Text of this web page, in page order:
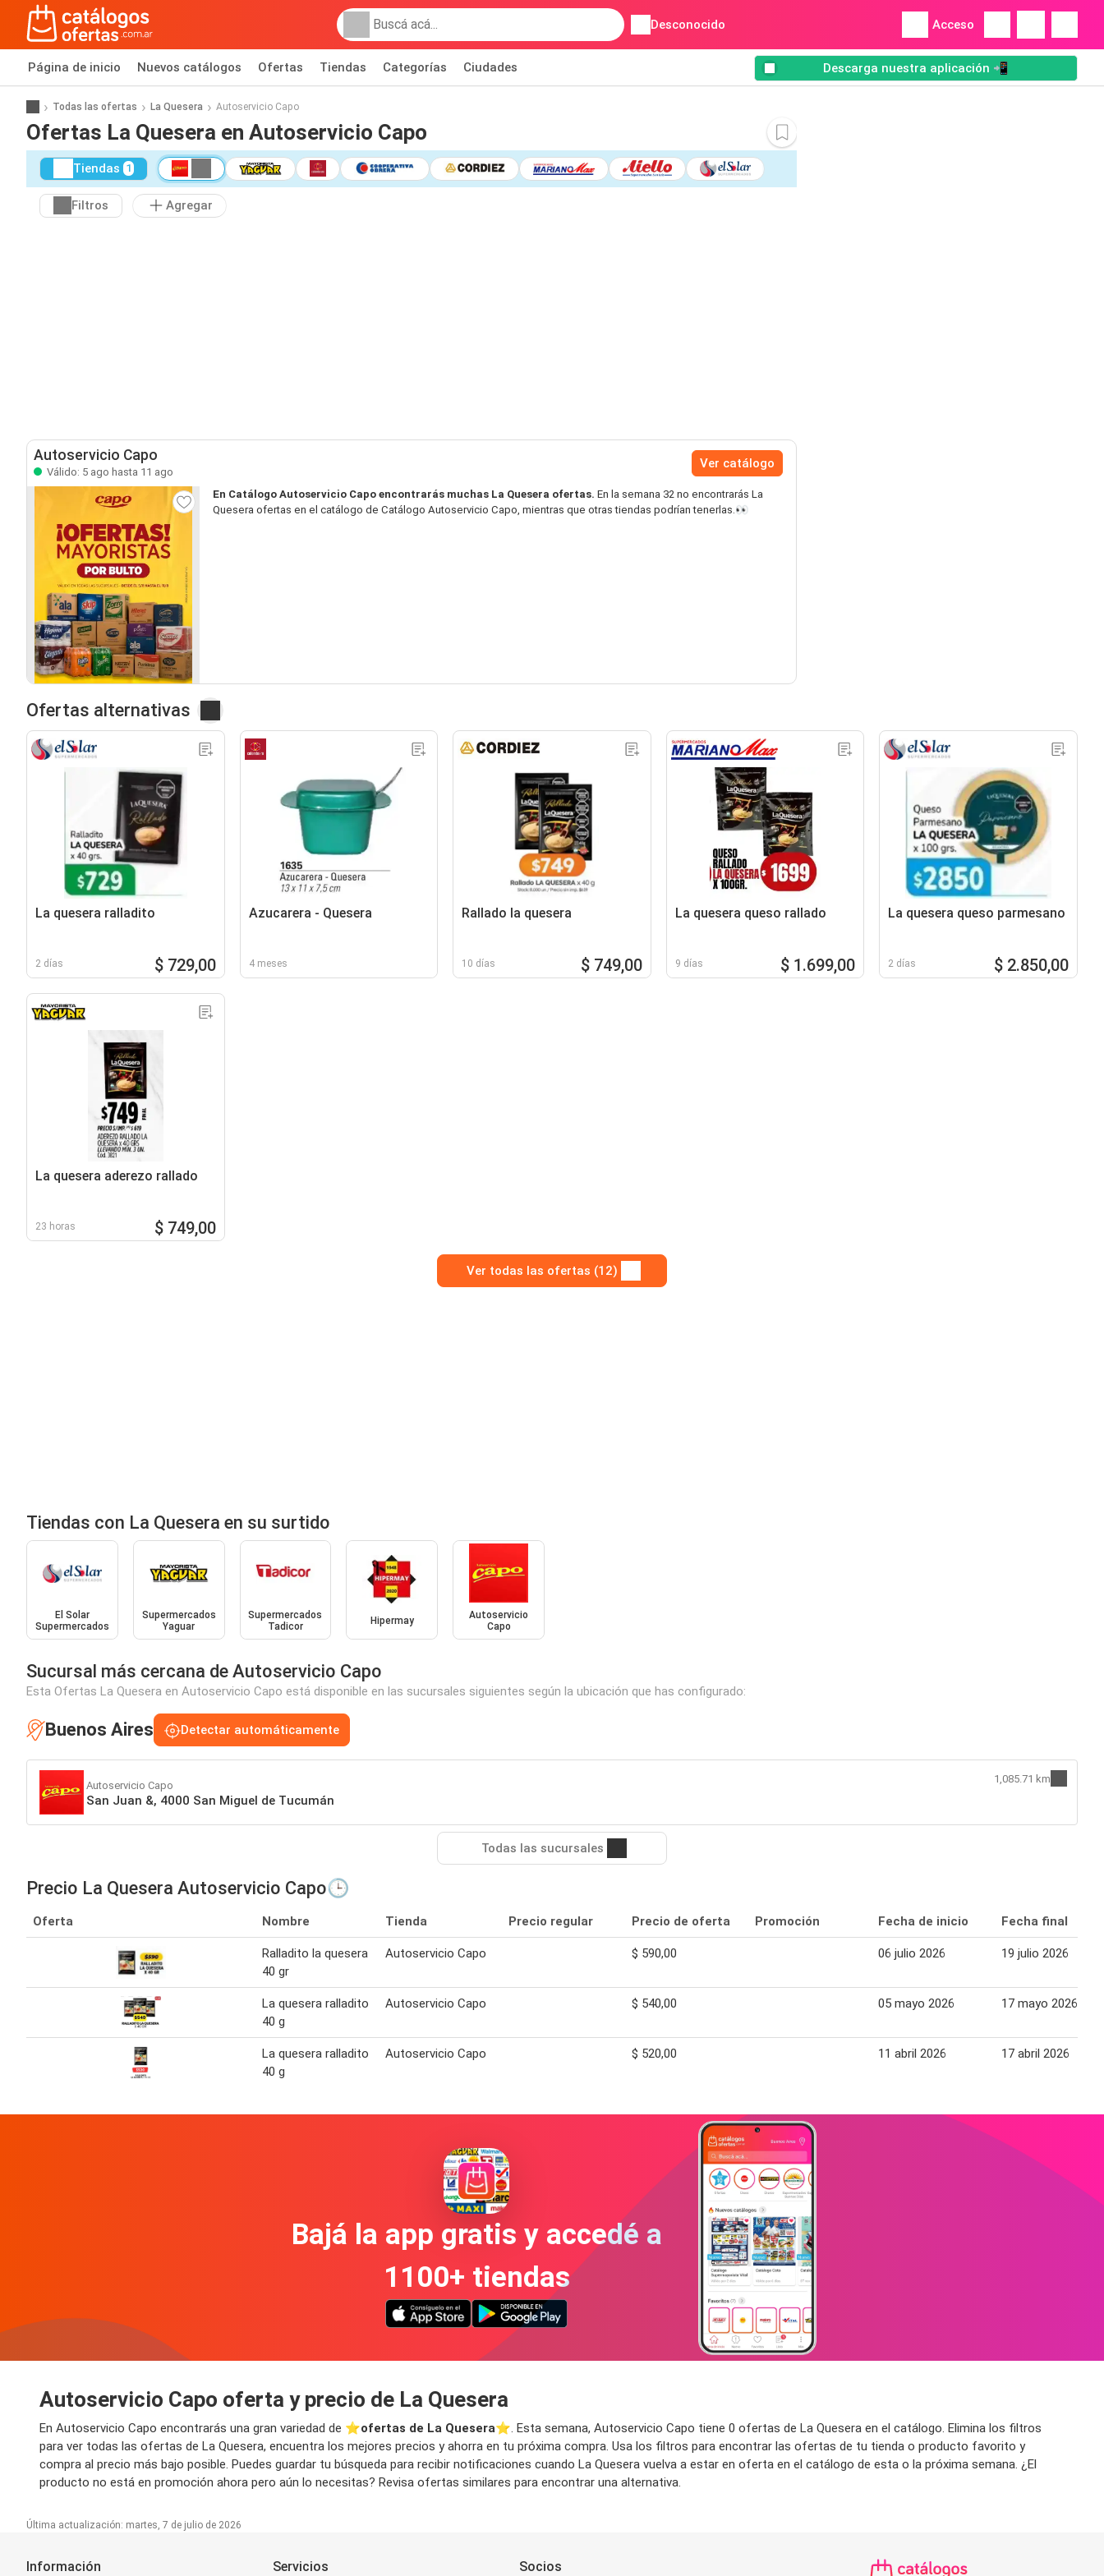
Desconocido Acceso
Página de inicio Nuevos catálogos Ofertas Tiendas Categorías Ciudades Descarga nuestra aplicación 📲
Todas las ofertas La Quesera Autoservicio Capo
Ofertas La Quesera en Autoservicio Capo
Tiendas 1
Filtros Agregar
Autoservicio Capo
Válido: 5 ago hasta 11 ago
Ver catálogo
En Catálogo Autoservicio Capo encontrarás muchas La Quesera ofertas. En la semana 32 no encontrarás La
Quesera ofertas en el catálogo de Catálogo Autoservicio Capo, mientras que otras tiendas podrían tenerlas.👀
Ofertas alternativas
La quesera ralladito
2 días $ 729,00
Azucarera - Quesera
4 meses
Rallado la quesera
10 días $ 749,00
La quesera queso rallado
9 días $ 1.699,00
La quesera queso parmesano
2 días $ 2.850,00
La quesera aderezo rallado
23 horas $ 749,00
Ver todas las ofertas (12)
Tiendas con La Quesera en su surtido
El Solar
Supermercados
Supermercados
Yaguar
Supermercados
Tadicor
Hipermay
Autoservicio
Capo
Sucursal más cercana de Autoservicio Capo
Esta Ofertas La Quesera en Autoservicio Capo está disponible en las sucursales siguientes según la ubicación que has configurado:
Buenos Aires Detectar automáticamente
Autoservicio Capo
San Juan &, 4000 San Miguel de Tucumán
1,085.71 km
Todas las sucursales
Precio La Quesera Autoservicio Capo🕒
Oferta Nombre Tienda Precio regular Precio de oferta Promoción Fecha de inicio Fecha final
Ralladito la quesera
40 gr
Autoservicio Capo $ 590,00 06 julio 2026 19 julio 2026
La quesera ralladito
40 g
Autoservicio Capo $ 540,00 05 mayo 2026 17 mayo 2026
La quesera ralladito
40 g
Autoservicio Capo $ 520,00 11 abril 2026 17 abril 2026
Bajá la app gratis y accedé a
1100+ tiendas
Autoservicio Capo oferta y precio de La Quesera
En Autoservicio Capo encontrarás una gran variedad de ⭐️ofertas de La Quesera⭐️. Esta semana, Autoservicio Capo tiene 0 ofertas de La Quesera en el catálogo. Elimina los filtros
para ver todas las ofertas de La Quesera, encuentra los mejores precios y ahorra en tu próxima compra. Usa los filtros para encontrar las ofertas de tu tienda o producto favorito y
compra al precio más bajo posible. Puedes guardar tu búsqueda para recibir notificaciones cuando La Quesera vuelva a estar en oferta en el catálogo de esta o la próxima semana. ¿El
producto no está en promoción ahora pero aún lo necesitas? Revisa ofertas similares para encontrar una alternativa.
Última actualización: martes, 7 de julio de 2026
Información Servicios Socios